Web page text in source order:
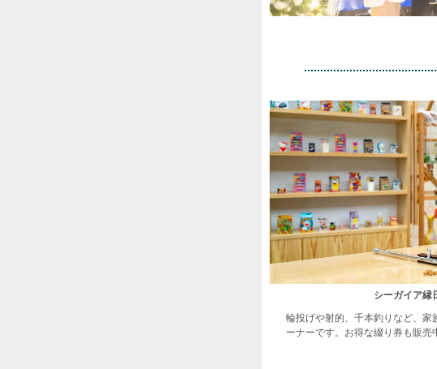
シーガイア縁
輪投げや射的、千本釣りなど、家
ーナーです。お得な綴り券も販売